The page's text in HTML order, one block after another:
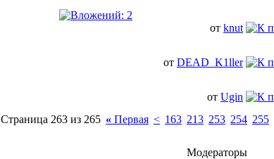
от knut
от DEAD_K1ller
от Ugin
Страница 263 из 265 « Первая < 163 213 253 254 255
Модераторы